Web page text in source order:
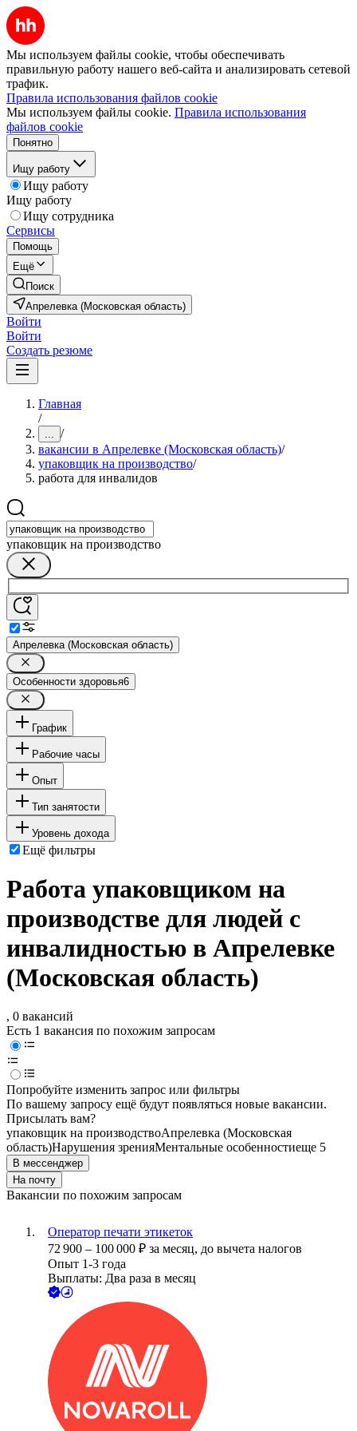
Мы используем файлы cookie, чтобы обеспечивать
правильную работу нашего веб-сайта и анализировать сетевой
трафик.
Правила использования файлов cookie
Мы используем файлы cookie. Правила использования
файлов cookie
Понятно
Ищу работу
Ищу работу
Ищу работу
Ищу сотрудника
Сервисы
Помощь
Ещё
Поиск
Апрелевка (Московская область)
Войти
Войти
Создать резюме
Главная
/
... /
вакансии в Апрелевке (Московская область)/
упаковщик на производство/
работа для инвалидов
упаковщик на производство
Апрелевка (Московская область)
Особенности здоровья6
График
Рабочие часы
Опыт
Тип занятости
Уровень дохода
Ещё фильтры
Работа упаковщиком на
производстве для людей с
инвалидностью в Апрелевке
(Московская область)
, 0 вакансий
Есть 1 вакансия по похожим запросам
Попробуйте изменить запрос или фильтры
По вашему запросу ещё будут появляться новые вакансии.
Присылать вам?
упаковщик на производствоАпрелевка (Московская
область)Нарушения зренияМентальные особенностиеще 5
В мессенджер
На почту
Вакансии по похожим запросам
Оператор печати этикеток
72 900 – 100 000 ₽ за месяц, до вычета налогов
Опыт 1-3 года
Выплаты: Два раза в месяц